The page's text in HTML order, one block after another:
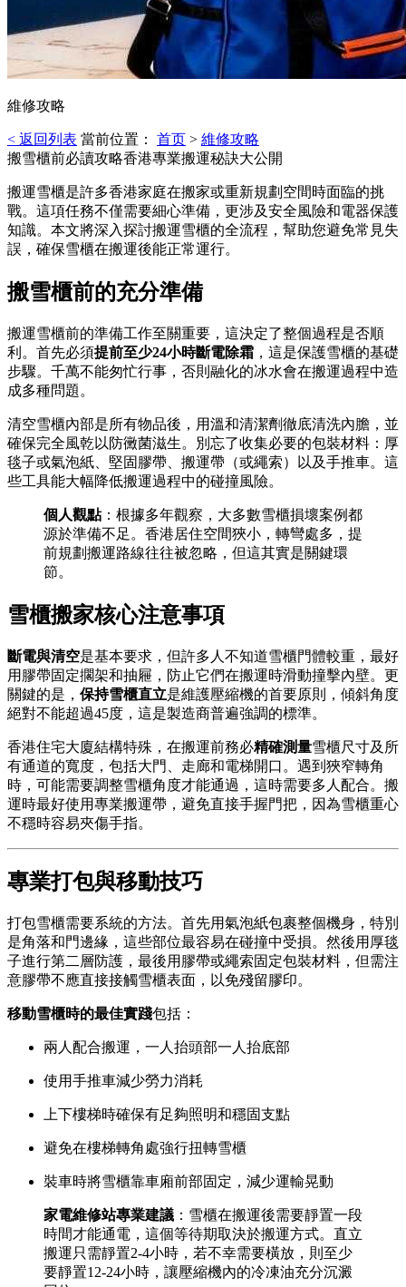
維修攻略
< 返回列表 當前位置： 首页 > 維修攻略
搬雪櫃前必讀攻略香港專業搬運秘訣大公開
搬運雪櫃是許多香港家庭在搬家或重新規劃空間時面臨的挑
戰。這項任務不僅需要細心準備，更涉及安全風險和電器保護
知識。本文將深入探討搬運雪櫃的全流程，幫助您避免常見失
誤，確保雪櫃在搬運後能正常運行。
搬雪櫃前的充分準備
搬運雪櫃前的準備工作至關重要，這決定了整個過程是否順
利。首先必須提前至少24小時斷電除霜 ，這是保護雪櫃的基礎
步驟。千萬不能匆忙行事，否則融化的冰水會在搬運過程中造
成多種問題。
清空雪櫃內部是所有物品後，用溫和清潔劑徹底清洗內膽，並
確保完全風乾以防黴菌滋生。別忘了收集必要的包裝材料：厚
毯子或氣泡紙、堅固膠帶、搬運帶（或繩索）以及手推車。這
些工具能大幅降低搬運過程中的碰撞風險。
個人觀點：根據多年觀察，大多數雪櫃損壞案例都
源於準備不足。香港居住空間狹小，轉彎處多，提
前規劃搬運路線往往被忽略，但這其實是關鍵環
節。
雪櫃搬家核心注意事項
斷電與清空是基本要求，但許多人不知道雪櫃門體較重，最好
用膠帶固定擱架和抽屜，防止它們在搬運時滑動撞擊內壁。更
關鍵的是， 保持雪櫃直立是維護壓縮機的首要原則，傾斜角度
絕對不能超過45度，這是製造商普遍強調的標準。
香港住宅大廈結構特殊，在搬運前務必精確測量雪櫃尺寸及所
有通道的寬度，包括大門、走廊和電梯開口。遇到狹窄轉角
時，可能需要調整雪櫃角度才能通過，這時需要多人配合。搬
運時最好使用專業搬運帶，避免直接手握門把，因為雪櫃重心
不穩時容易夾傷手指。
專業打包與移動技巧
打包雪櫃需要系統的方法。首先用氣泡紙包裹整個機身，特別
是角落和門邊緣，這些部位最容易在碰撞中受損。然後用厚毯
子進行第二層防護，最後用膠帶或繩索固定包裝材料，但需注
意膠帶不應直接接觸雪櫃表面，以免殘留膠印。
移動雪櫃時的最佳實踐包括：
兩人配合搬運，一人抬頭部一人抬底部
使用手推車減少勞力消耗
上下樓梯時確保有足夠照明和穩固支點
避免在樓梯轉角處強行扭轉雪櫃
裝車時將雪櫃靠車廂前部固定，減少運輸晃動
家電維修站專業建議 ：雪櫃在搬運後需要靜置一段
時間才能通電，這個等待期取決於搬運方式。直立
搬運只需靜置2-4小時，若不幸需要橫放，則至少
要靜置12-24小時，讓壓縮機內的冷凍油充分沉澱